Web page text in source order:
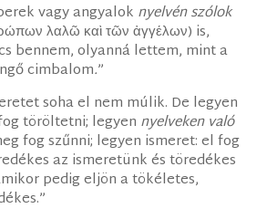
vagy angyalok nyelvén szólok
λαλῶ καὶ τῶν ἀγγέλων) is,
bennem, olyanná lettem, mint a
cimbalom.”
soha el nem múlik. De legyen
töröltetni; legyen nyelveken való
fog szűnni; legyen ismeret: el fog
az ismeretünk és töredékes
pedig eljön a tökéletes,